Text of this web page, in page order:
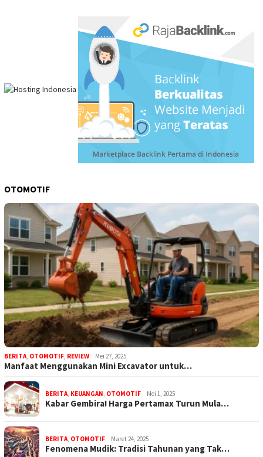
OTOMOTIF
BERITA OTOMOTIF REVIEW Mei 27, 2025
Manfaat Menggunakan Mini Excavator untuk…
BERITA KEUANGAN OTOMOTIF Mei 1, 2025
Kabar Gembira! Harga Pertamax Turun Mula…
BERITA OTOMOTIF Maret 24, 2025
Fenomena Mudik: Tradisi Tahunan yang Tak…